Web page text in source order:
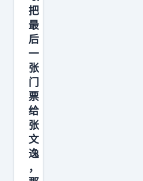
在
商
谈
阶
段
。
也
就
是
说
，
部
，
场
均
1
5
.
8
分
4
.
冲
到
一
万
多
美
元
。
看
着
岚
嵚
和
王
少
杰
进
行
互
换
租
把
最
后
一
张
门
票
给
张
文
逸
，